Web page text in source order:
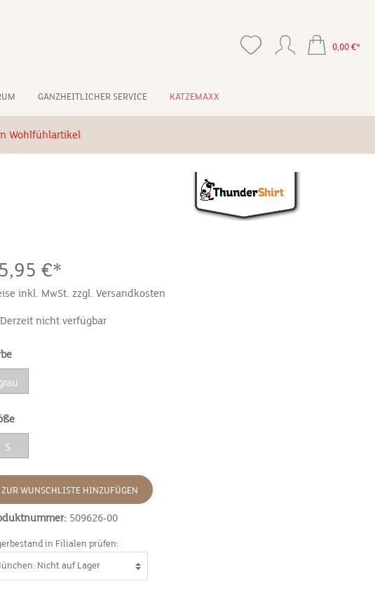
0,00 €*
GANZHEITLICHER SERVICE KATZEMAXX
Wohlfühlartikel
€*
inkl. MwSt. zzgl. Versandkosten
Derzeit nicht verfügbar
S
ZUR WUNSCHLISTE HINZUFÜGEN
509626-00
in Filialen prüfen: